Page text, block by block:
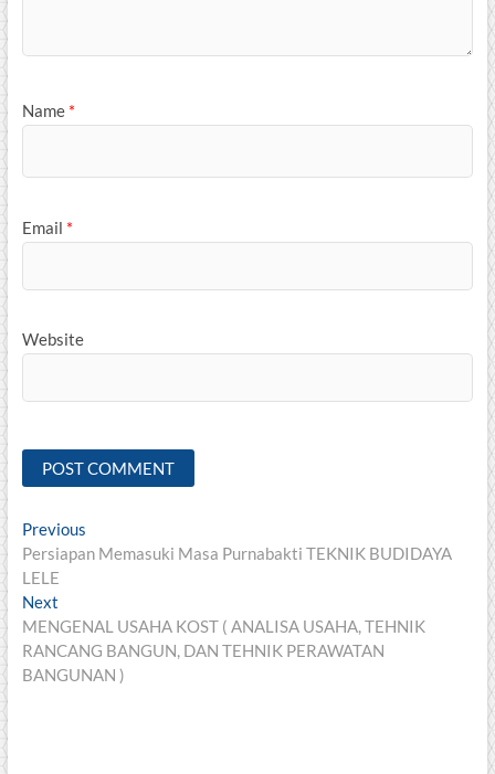
Name *
Email *
Website
Post
navigation
PreviousPrevious
post:
Persiapan Memasuki Masa Purnabakti TEKNIK BUDIDAYA
LELE
NextNext
post:
MENGENAL USAHA KOST ( ANALISA USAHA, TEHNIK
RANCANG BANGUN, DAN TEHNIK PERAWATAN
BANGUNAN )